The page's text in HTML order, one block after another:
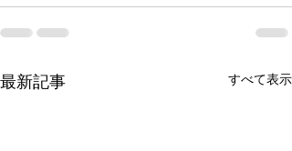
最新記事 すべて表示